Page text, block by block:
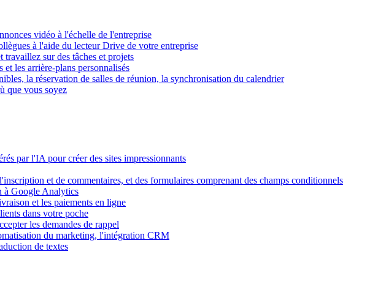
vidéo à l'échelle de l'entreprise
à l'aide du lecteur Drive de votre entreprise
travaillez sur des tâches et projets
les arrière-plans personnalisés
la réservation de salles de réunion, la synchronisation du calendrier
que vous soyez
par l'IA pour créer des sites impressionnants
et de commentaires, et des formulaires comprenant des champs conditionnels
à Google Analytics
et les paiements en ligne
dans votre poche
les demandes de rappel
du marketing, l'intégration CRM
de textes